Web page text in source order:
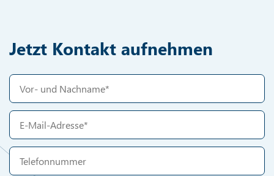
Jetzt Kontakt aufnehmen